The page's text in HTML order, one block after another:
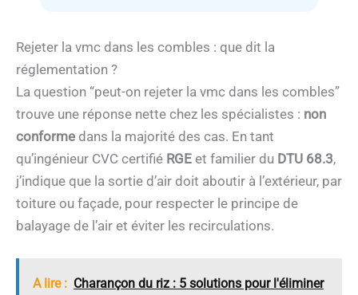
Rejeter la vmc dans les combles : que dit la
réglementation ?
La question “peut-on rejeter la vmc dans les combles”
trouve une réponse nette chez les spécialistes : non
conforme dans la majorité des cas. En tant
qu’ingénieur CVC certifié RGE et familier du DTU 68.3,
j’indique que la sortie d’air doit aboutir à l’extérieur, par
toiture ou façade, pour respecter le principe de
balayage de l’air et éviter les recirculations.
A lire : Charançon du riz : 5 solutions pour l'éliminer